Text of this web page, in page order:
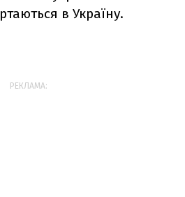
в Україну.
РЕКЛАМА: